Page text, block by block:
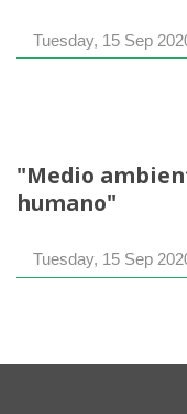
Tuesday, 15 Sep
"Medio
humano"
Tuesday, 15 Sep